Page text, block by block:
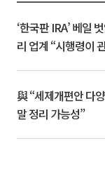
‘한국판 IRA’ 베일
리 업계 “시행령이
與 “세제개편안 다
말 정리 가능성”